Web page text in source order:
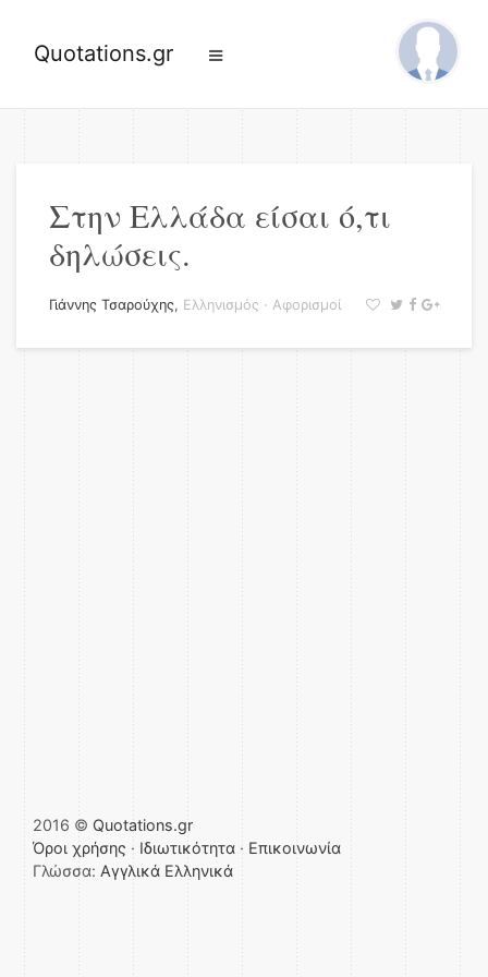
Quotations.gr
Στην Ελλάδα είσαι ό,τι
δηλώσεις.
Γιάννης Τσαρούχης, Ελληνισμός · Αφορισμοί
2016 © Quotations.gr
Όροι χρήσης · Ιδιωτικότητα · Επικοινωνία
Γλώσσα: Αγγλικά Ελληνικά